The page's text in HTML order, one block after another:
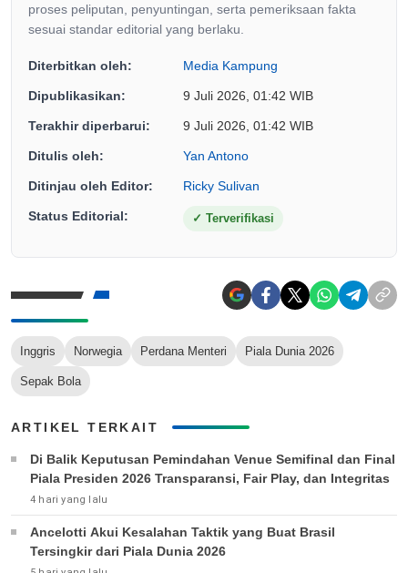
proses peliputan, penyuntingan, serta pemeriksaan fakta
sesuai standar editorial yang berlaku.
Diterbitkan oleh: Media Kampung
Dipublikasikan: 9 Juli 2026, 01:42 WIB
Terakhir diperbarui: 9 Juli 2026, 01:42 WIB
Ditulis oleh: Yan Antono
Ditinjau oleh Editor: Ricky Sulivan
Status Editorial: ✓ Terverifikasi
Inggris Norwegia Perdana Menteri Piala Dunia 2026
Sepak Bola
ARTIKEL TERKAIT
Di Balik Keputusan Pemindahan Venue Semifinal dan Final
Piala Presiden 2026 Transparansi, Fair Play, dan Integritas
4 hari yang lalu
Ancelotti Akui Kesalahan Taktik yang Buat Brasil
Tersingkir dari Piala Dunia 2026